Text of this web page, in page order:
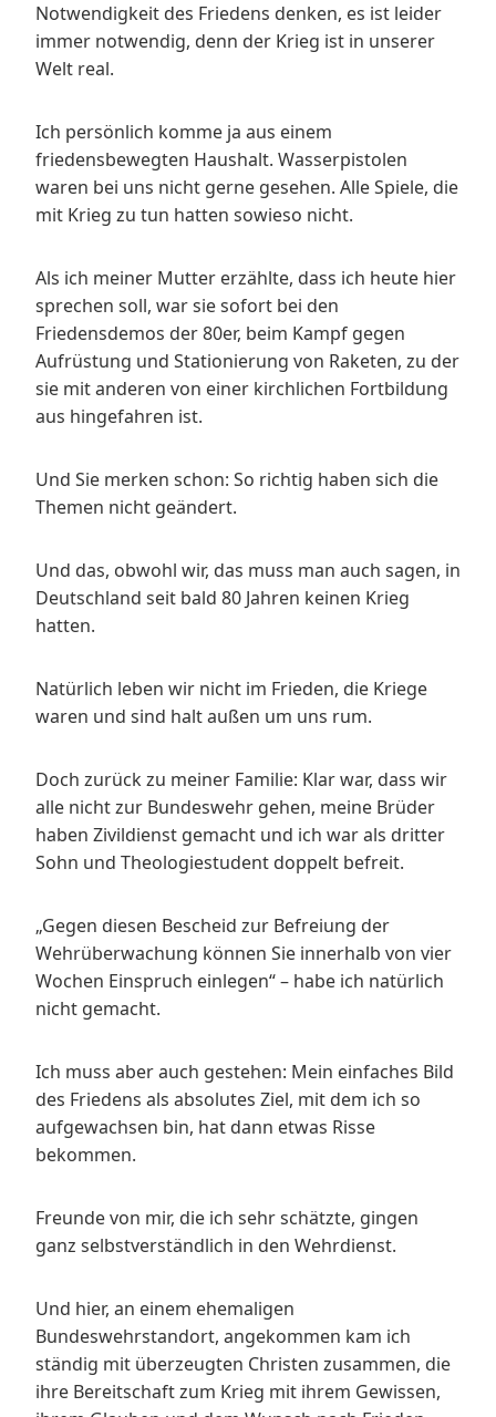
Notwendigkeit des Friedens denken, es ist leider
immer notwendig, denn der Krieg ist in unserer
Welt real.
Ich persönlich komme ja aus einem
friedensbewegten Haushalt. Wasserpistolen
waren bei uns nicht gerne gesehen. Alle Spiele, die
mit Krieg zu tun hatten sowieso nicht.
Als ich meiner Mutter erzählte, dass ich heute hier
sprechen soll, war sie sofort bei den
Friedensdemos der 80er, beim Kampf gegen
Aufrüstung und Stationierung von Raketen, zu der
sie mit anderen von einer kirchlichen Fortbildung
aus hingefahren ist.
Und Sie merken schon: So richtig haben sich die
Themen nicht geändert.
Und das, obwohl wir, das muss man auch sagen, in
Deutschland seit bald 80 Jahren keinen Krieg
hatten.
Natürlich leben wir nicht im Frieden, die Kriege
waren und sind halt außen um uns rum.
Doch zurück zu meiner Familie: Klar war, dass wir
alle nicht zur Bundeswehr gehen, meine Brüder
haben Zivildienst gemacht und ich war als dritter
Sohn und Theologiestudent doppelt befreit.
„Gegen diesen Bescheid zur Befreiung der
Wehrüberwachung können Sie innerhalb von vier
Wochen Einspruch einlegen“ – habe ich natürlich
nicht gemacht.
Ich muss aber auch gestehen: Mein einfaches Bild
des Friedens als absolutes Ziel, mit dem ich so
aufgewachsen bin, hat dann etwas Risse
bekommen.
Freunde von mir, die ich sehr schätzte, gingen
ganz selbstverständlich in den Wehrdienst.
Und hier, an einem ehemaligen
Bundeswehrstandort, angekommen kam ich
ständig mit überzeugten Christen zusammen, die
ihre Bereitschaft zum Krieg mit ihrem Gewissen,